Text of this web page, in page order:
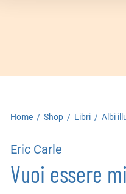
Home / Shop / Libri / Albi
Eric Carle
Vuoi essere